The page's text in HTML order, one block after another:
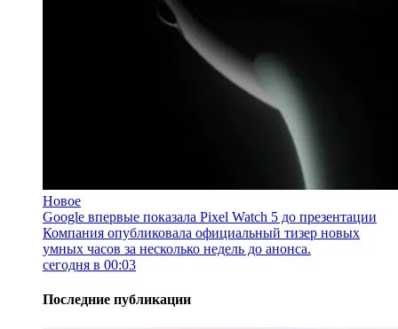
Новое
Google впервые показала Pixel Watch 5 до презентации
Компания опубликовала официальный тизер новых
умных часов за несколько недель до анонса.
сегодня в 00:03
Последние публикации